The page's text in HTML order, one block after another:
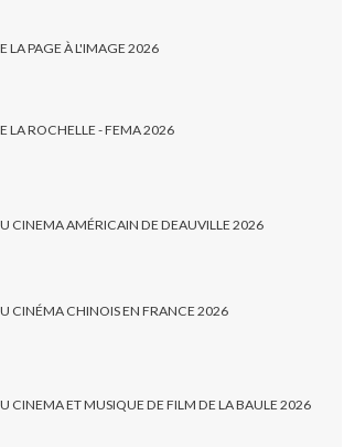
LA PAGE À L'IMAGE 2026
LA ROCHELLE - FEMA 2026
CINEMA AMÉRICAIN DE DEAUVILLE 2026
CINÉMA CHINOIS EN FRANCE 2026
CINEMA ET MUSIQUE DE FILM DE LA BAULE 2026